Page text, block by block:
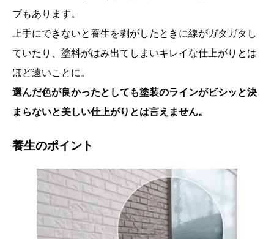
ブもあります。
上手にできないと養生を剥がしたときに線がガタガタし
ていたり、塗料がはみ出てしまいキレイな仕上がりとは
ほど遠いことに。
選んだ色が良かったとしても塗装のラインがビシッと決
まらないと美しい仕上がりとは言えません。
養生のポイント